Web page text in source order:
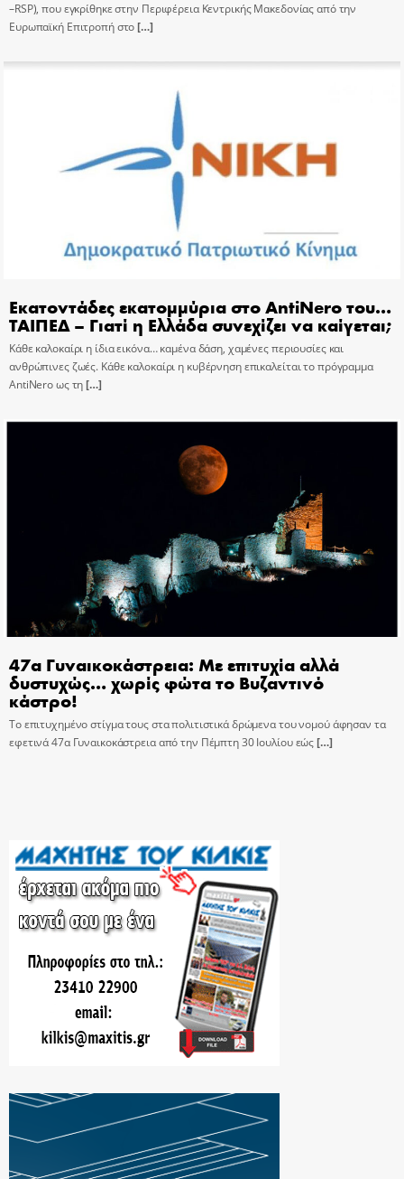
–RSP), που εγκρίθηκε στην Περιφέρεια Κεντρικής Μακεδονίας από την
Ευρωπαϊκή Επιτροπή στο[…]
Εκατοντάδες εκατομμύρια στο AntiNero του…
ΤΑΙΠΕΔ – Γιατί η Ελλάδα συνεχίζει να καίγεται;
Κάθε καλοκαίρι η ίδια εικόνα… καμένα δάση, χαμένες περιουσίες και
ανθρώπινες ζωές. Κάθε καλοκαίρι η κυβέρνηση επικαλείται το πρόγραμμα
AntiNero ως τη[…]
47α Γυναικοκάστρεια: Με επιτυχία αλλά
δυστυχώς… χωρίς φώτα το Βυζαντινό
κάστρο!
Το επιτυχημένο στίγμα τους στα πολιτιστικά δρώμενα του νομού άφησαν τα
εφετινά 47α Γυναικοκάστρεια από την Πέμπτη 30 Ιουλίου εώς[…]